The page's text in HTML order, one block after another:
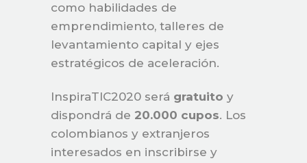
como habilidades de
emprendimiento, talleres de
levantamiento capital y ejes
estratégicos de aceleración.
InspiraTIC2020 será gratuito y
dispondrá de 20.000 cupos. Los
colombianos y extranjeros
interesados en inscribirse y